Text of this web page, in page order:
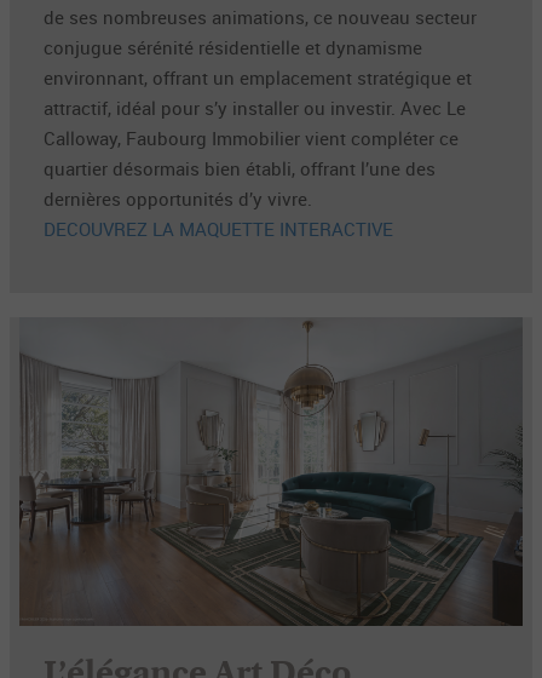
de ses nombreuses animations, ce nouveau secteur
conjugue sérénité résidentielle et dynamisme
environnant, offrant un emplacement stratégique et
attractif, idéal pour s’y installer ou investir. Avec Le
Calloway, Faubourg Immobilier vient compléter ce
quartier désormais bien établi, offrant l’une des
dernières opportunités d’y vivre.
DECOUVREZ LA MAQUETTE INTERACTIVE
L’élégance Art Déco